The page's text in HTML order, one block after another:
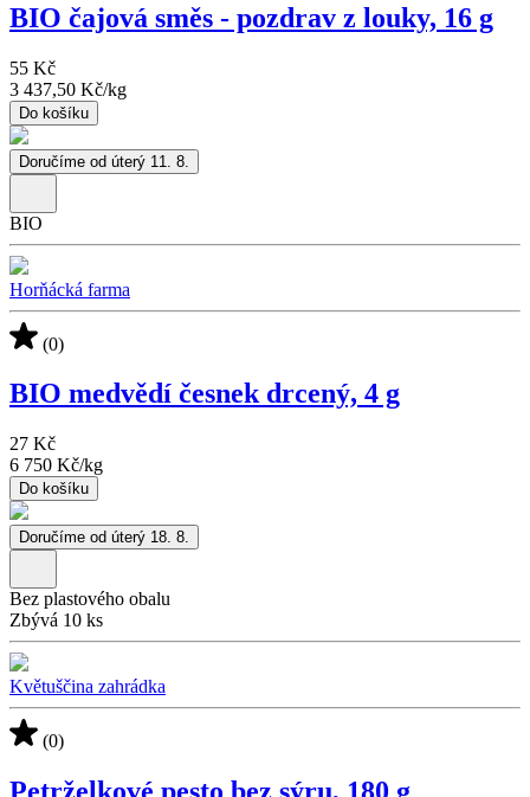
BIO čajová směs - pozdrav z louky, 16 g
55 Kč
3 437,50 Kč/kg
Do košíku
Doručíme od úterý 11. 8.
BIO
Horňácká farma
(0)
BIO medvědí česnek drcený, 4 g
27 Kč
6 750 Kč/kg
Do košíku
Doručíme od úterý 18. 8.
Bez plastového obalu
Zbývá 10 ks
Květuščina zahrádka
(0)